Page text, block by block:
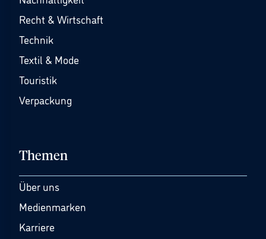
Recht & Wirtschaft
Technik
Textil & Mode
Touristik
Verpackung
Themen
Über uns
Medienmarken
Karriere